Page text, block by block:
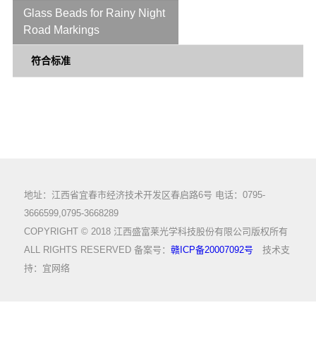
Glass Beads for Rainy Night
Road Markings
符合标准
地址：江西省宜春市经济技术开发区春启路6号 电话：0795-
3666599,0795-3668289
COPYRIGHT © 2018 江西盛富莱光学科技股份有限公司版权所有
ALL RIGHTS RESERVED 备案号：赣ICP备20007092号 技术支
持： 宜网络